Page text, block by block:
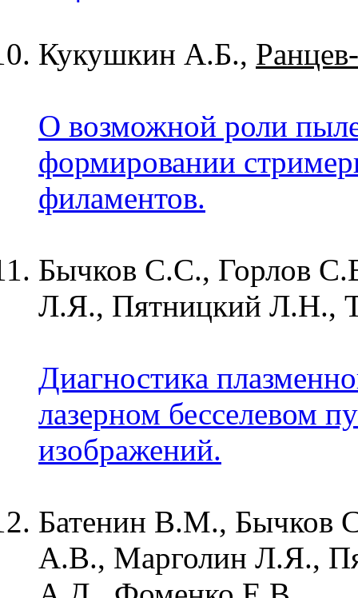
Кукушкин А.Б.,
О возможной роли
формировании
филаментов.
Бычков С.С., Горлов
Л.Я., Пятницкий Л.Н.,
Диагностика
лазерном бесселевом
изображений.
Батенин В.М., Бычков
А.В., Марголин Л.Я.,